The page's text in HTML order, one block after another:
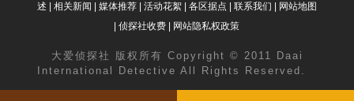
述
相关新闻 媒体推荐| 活动花絮| 各区据点 联系我们
网站地图
|侦探社收费 网站隐私权政策
大爱 侦探社
版权所有 Copyright © 2011 Daai
International Detective All Rights Reserved.